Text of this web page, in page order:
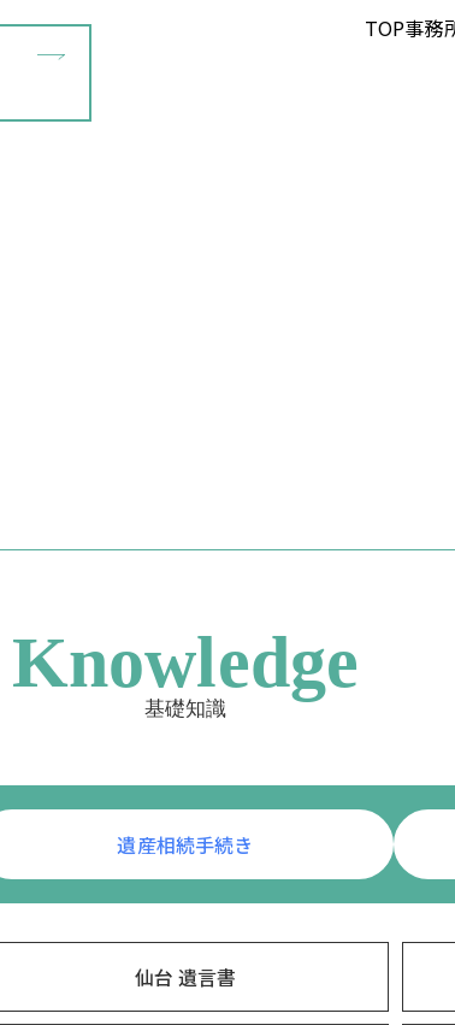
TOP事務
Knowledge
基礎知識
遺産相続手続き
仙台 遺言書